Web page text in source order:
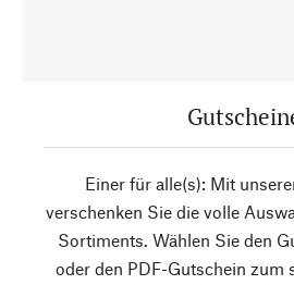
Einer für alle(s): Mit
verschenken Sie die volle
Sortiments. Wählen Sie den
oder den PDF-Gutschein zum